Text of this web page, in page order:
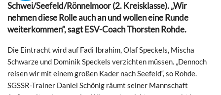
Schwei/Seefeld/Rönnelmoor (2. Kreisklasse). „Wir
nehmen diese Rolle auch an und wollen eine Runde
weiterkommen“, sagt ESV-Coach Thorsten Rohde.
Die Eintracht wird auf Fadi Ibrahim, Olaf Speckels, Mischa
Schwarze und Dominik Speckels verzichten müssen. „Dennoch
reisen wir mit einem großen Kader nach Seefeld“, so Rohde.
SGSSR-Trainer Daniel Schönig räumt seiner Mannschaft